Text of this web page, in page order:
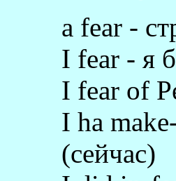
a fear -
I fear - я
I fear of
I ha
(сейчас)